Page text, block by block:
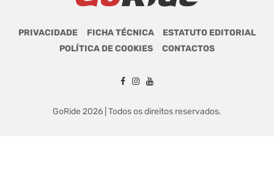
PRIVACIDADE FICHA TÉCNICA
ESTATUTO EDITORIAL
POLÍTICA DE COOKIES
CONTACTOS
GoRide 2026 | Todos os direitos reservados.